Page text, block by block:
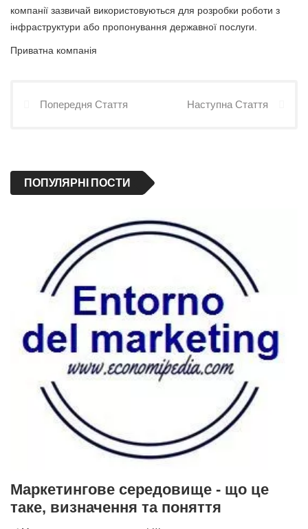
компанії зазвичай використовуються для розробки роботи з
інфраструктури або пропонування державної послуги.
Приватна компанія
Попередня Стаття Наступна Стаття
ПОПУЛЯРНІ ПОСТИ
Маркетингове середовище - що це
таке, визначення та поняття